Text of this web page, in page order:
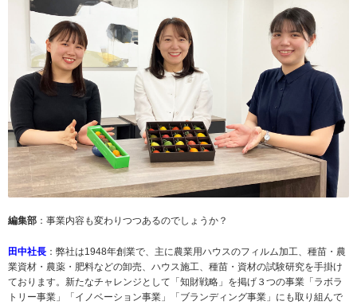
編集部 ：事業内容も変わりつつあるのでしょうか？
田中社長 ：弊社は1948年創業で、主に農業用ハウスのフィルム加工、種苗・農
業資材・農薬・肥料などの卸売、ハウス施工、種苗・資材の試験研究を手掛け
ております。新たなチャレンジとして「知財戦略」を掲げ３つの事業「ラボラ
トリー事業」「イノベーション事業」「ブランディング事業」にも取り組んで